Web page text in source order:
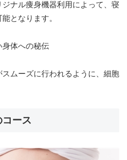
ナル痩身機器利用によって、寝
となります。
体への秘伝
ムーズに行われるように、細胞
ース